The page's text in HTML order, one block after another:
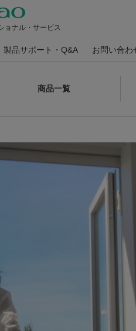
ョナル・サービス
製品サポート・Q&A お問い合わ
商品一覧